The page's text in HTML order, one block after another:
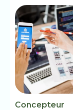
Concepteur